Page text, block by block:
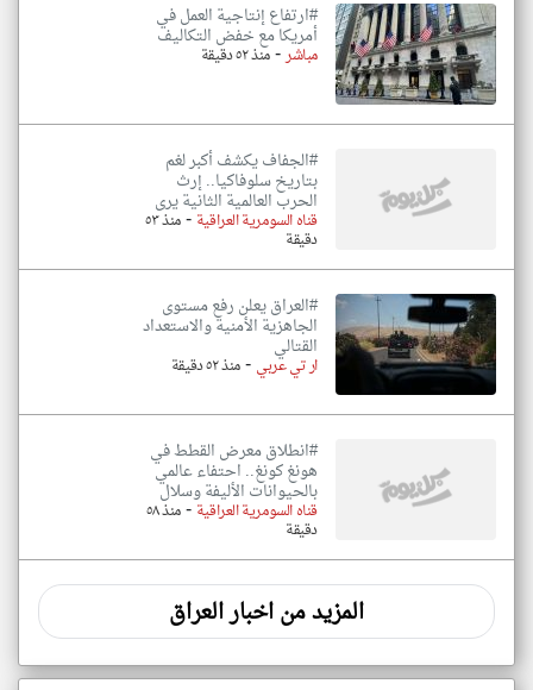
#ارتفاع إنتاجية العمل في
أمريكا مع خفض التكاليف
مباشر-منذ ٥٢ دقيقة
#الجفاف يكشف أكبر لغم
بتاريخ سلوفاكيا.. إرث
الحرب العالمية الثانية يرى
قناه السومرية العراقية- منذ ٥٣
دقيقة
#العراق يعلن رفع مستوى
الجاهزية الأمنية والاستعداد
القتالي
ار تي عربي -منذ ٥٢ دقيقة
#انطلاق معرض القطط في
هونغ كونغ.. احتفاء عالمي
بالحيوانات الأليفة وسلال
قناه السومرية العراقية- منذ ٥٨
دقيقة
المزيد من اخبار العراق